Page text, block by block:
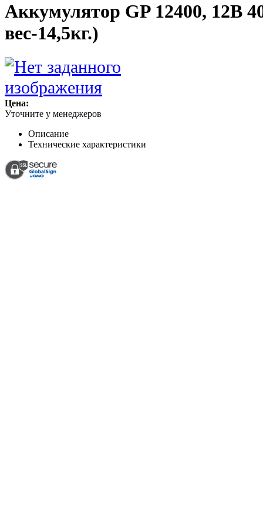
Аккумулятор GP 12400, 12В
вес-14,5кг.)
Цена:
Уточните у менеджеров
Описание
Технические характеристики